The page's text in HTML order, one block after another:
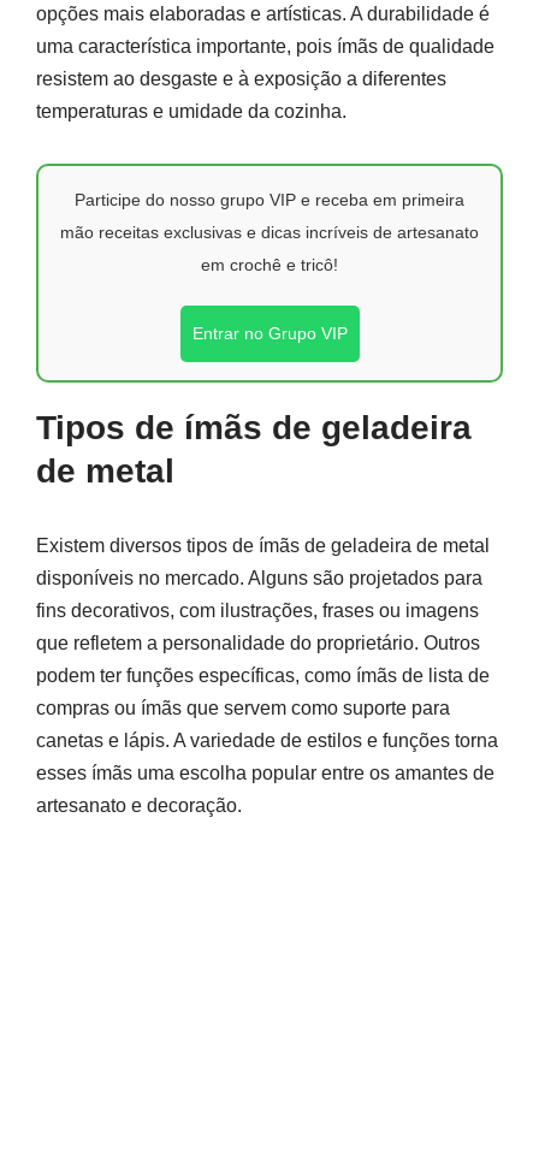
opções mais elaboradas e artísticas. A durabilidade é
uma característica importante, pois ímãs de qualidade
resistem ao desgaste e à exposição a diferentes
temperaturas e umidade da cozinha.
Participe do nosso grupo VIP e receba em primeira
mão receitas exclusivas e dicas incríveis de artesanato
em crochê e tricô!
Entrar no Grupo VIP
Tipos de ímãs de geladeira
de metal
Existem diversos tipos de ímãs de geladeira de metal
disponíveis no mercado. Alguns são projetados para
fins decorativos, com ilustrações, frases ou imagens
que refletem a personalidade do proprietário. Outros
podem ter funções específicas, como ímãs de lista de
compras ou ímãs que servem como suporte para
canetas e lápis. A variedade de estilos e funções torna
esses ímãs uma escolha popular entre os amantes de
artesanato e decoração.